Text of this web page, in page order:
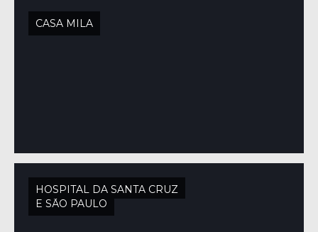
CASA MILA
HOSPITAL DA SANTA CRUZ
E SÃO PAULO